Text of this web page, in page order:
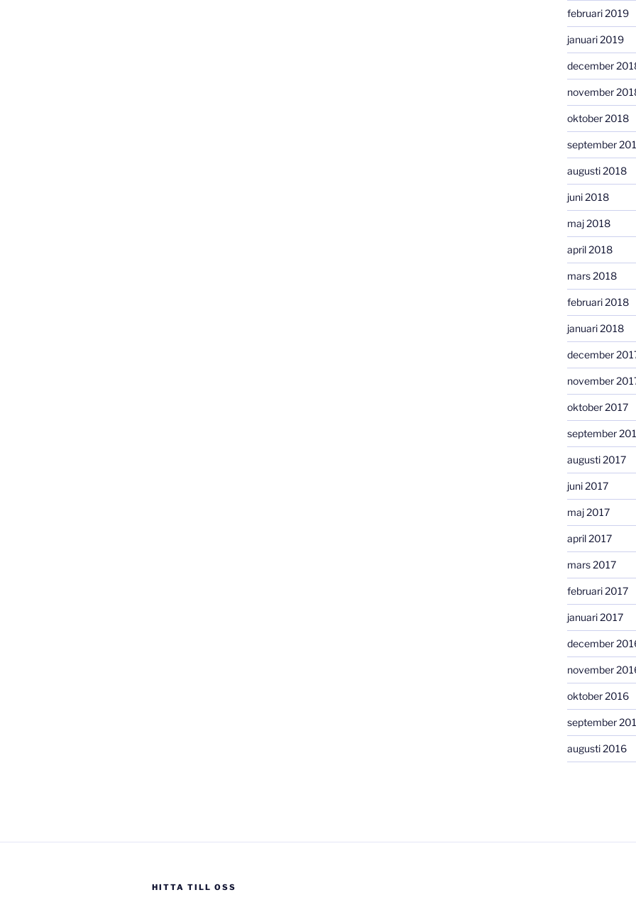
februari 2019
januari 2019
december
november
oktober 2018
september
augusti 2018
juni 2018
maj 2018
april 2018
mars 2018
februari 2018
januari 2018
december
november
oktober 2017
september
augusti 2017
juni 2017
maj 2017
april 2017
mars 2017
februari 2017
januari 2017
december
november
oktober 2016
september
augusti 2016
HITTA TILL OSS